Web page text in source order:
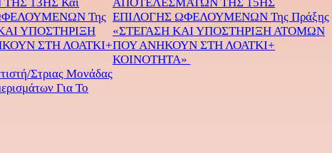
Της
ΥΠΟΣΤΗΡΙΞΗ
ΣΤΗ ΛΟΑΤΚΙ+
ΕΠΙΛΟΓΗΣ ΩΦΕΛΟΥΜΕΝΩΝ Της Πράξης
«ΣΤΕΓΑΣΗ ΚΑΙ ΥΠΟΣΤΗΡΙΞΗ ΑΤΟΜΩΝ
ΠΟΥ ΑΝΗΚΟΥΝ ΣΤΗ ΛΟΑΤΚΙ+
ΚΟΙΝΟΤΗΤΑ»
στριας Μονάδας
Για Το